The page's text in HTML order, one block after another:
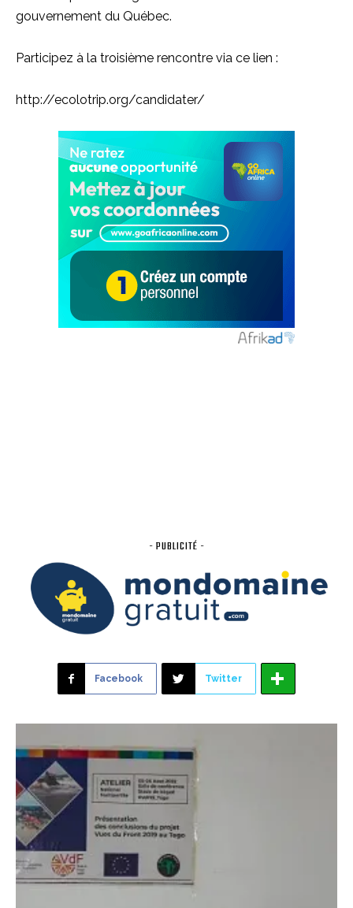
gouvernement du Québec.
Participez à la troisième rencontre via ce lien :
http://ecolotrip.org/candidater/
- PUBLICITÉ -
Facebook Twitter